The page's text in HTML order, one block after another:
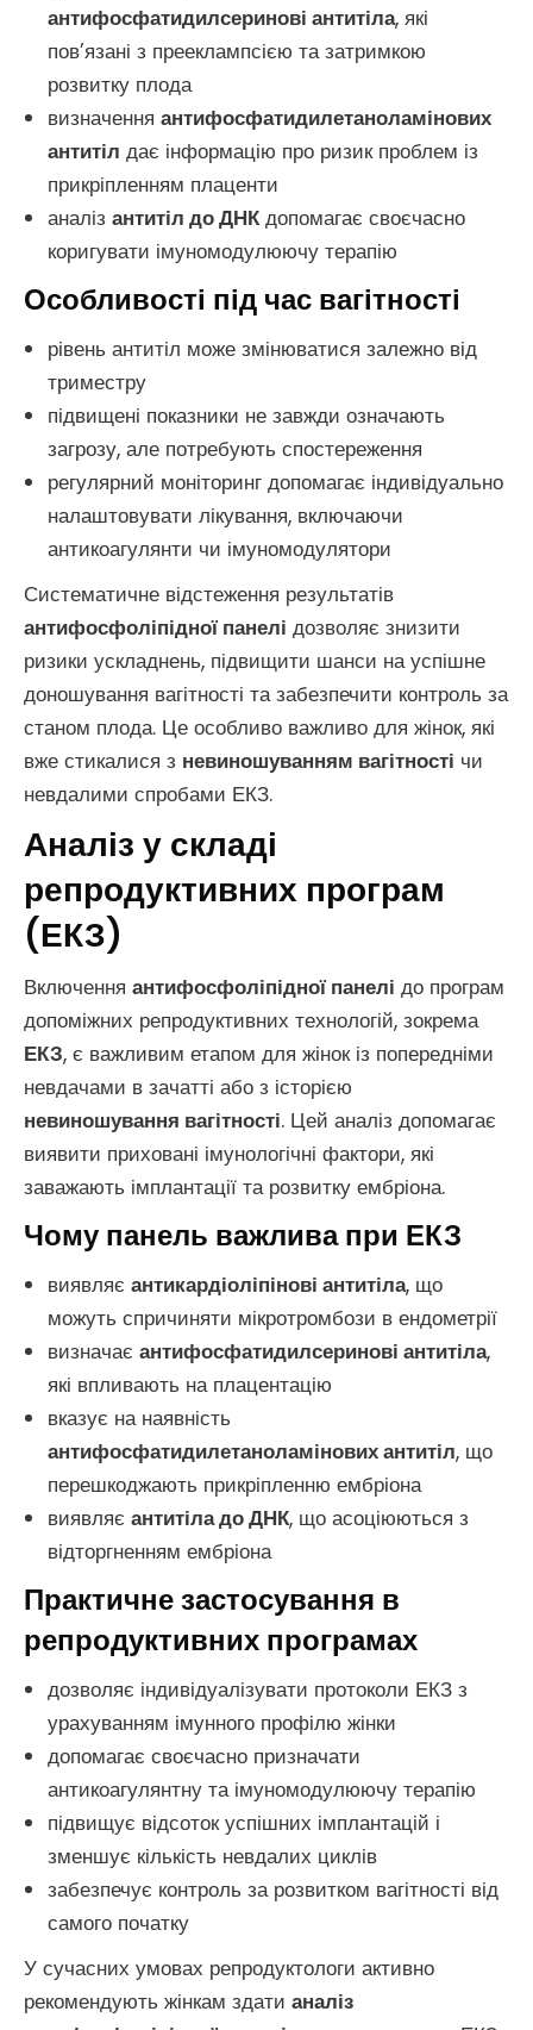
антифосфатидилсеринові антитіла, які
пов’язані з прееклампсією та затримкою
розвитку плода
визначення антифосфатидилетаноламінових
антитіл дає інформацію про ризик проблем із
прикріпленням плаценти
аналіз антитіл до ДНКдопомагає своєчасно
коригувати імуномодулюючу терапію
Особливості під час вагітності
рівень антитіл може змінюватися залежно від
триместру
підвищені показники не завжди означають
загрозу, але потребують спостереження
регулярний моніторинг допомагає індивідуально
налаштовувати лікування, включаючи
антикоагулянти чи імуномодулятори
Систематичне відстеження результатів
антифосфоліпідної панелі дозволяє знизити
ризики ускладнень, підвищити шанси на успішне
доношування вагітності та забезпечити контроль за
станом плода. Це особливо важливо для жінок, які
вже стикалися з невиношуванням вагітності чи
невдалими спробами ЕКЗ.
Аналіз у складі
репродуктивних програм
(ЕКЗ)
Включення антифосфоліпідної панелі до програм
допоміжних репродуктивних технологій, зокрема
ЕКЗ, є важливим етапом для жінок із попередніми
невдачами в зачатті або з історією
невиношування вагітності. Цей аналіз допомагає
виявити приховані імунологічні фактори, які
заважають імплантації та розвитку ембріона.
Чому панель важлива при ЕКЗ
виявляє антикардіоліпінові антитіла, що
можуть спричиняти мікротромбози в ендометрії
визначає антифосфатидилсеринові антитіла,
які впливають на плацентацію
вказує на наявність
антифосфатидилетаноламінових антитіл, що
перешкоджають прикріпленню ембріона
виявляє антитіла до ДНК, що асоціюються з
відторгненням ембріона
Практичне застосування в
репродуктивних програмах
дозволяє індивідуалізувати протоколи ЕКЗ з
урахуванням імунного профілю жінки
допомагає своєчасно призначати
антикоагулянтну та імуномодулюючу терапію
підвищує відсоток успішних імплантацій і
зменшує кількість невдалих циклів
забезпечує контроль за розвитком вагітності від
самого початку
У сучасних умовах репродуктологи активно
рекомендують жінкам здати аналіз